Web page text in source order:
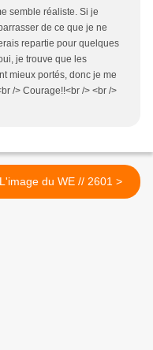
semble réaliste. Si je
de ce que je ne
repartie pour quelques
je trouve que les
mieux portés, donc je me
/> Courage!!<br /> <br />
L'image du WE // 2601 >